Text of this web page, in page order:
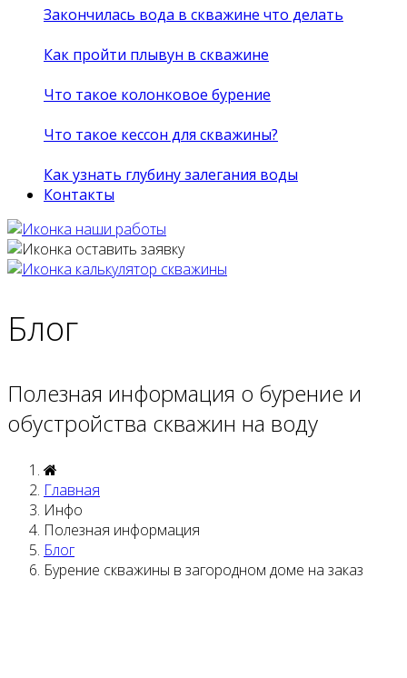
Закончилась вода в скважине что делать
Как пройти плывун в скважине
Что такое колонковое бурение
Что такое кессон для скважины?
Как узнать глубину залегания воды
Контакты
Блог
Полезная информация о бурение и
обустройства скважин на воду
Главная
Инфо
Полезная информация
Блог
Бурение скважины в загородном доме на заказ